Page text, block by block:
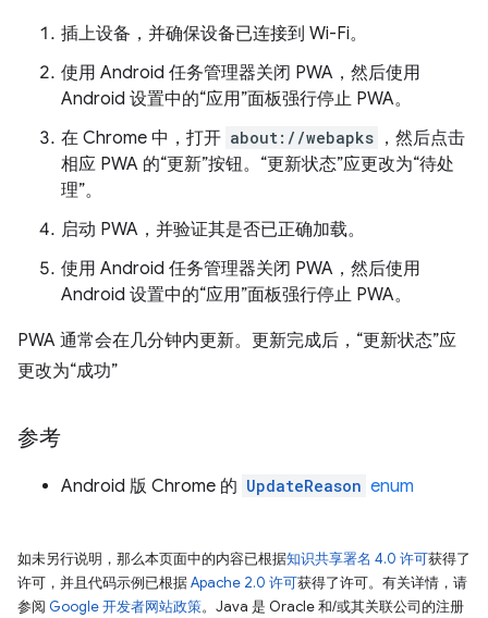
插上设备，并确保设备已连接到 Wi-Fi。
使用 Android 任务管理器关闭 PWA，然后使用
Android 设置中的“应用”面板强行停止 PWA。
在 Chrome 中，打开 about://webapks ，然后点击
相应 PWA 的“更新”按钮。“更新状态”应更改为“待处
理”。
启动 PWA，并验证其是否已正确加载。
使用 Android 任务管理器关闭 PWA，然后使用
Android 设置中的“应用”面板强行停止 PWA。
PWA 通常会在几分钟内更新。更新完成后，“更新状态”应
更改为“成功”
参考
Android 版 Chrome 的 UpdateReason enum
如未另行说明，那么本页面中的内容已根据知识共享署名 4.0 许可获得了
许可，并且代码示例已根据Apache 2.0 许可获得了许可。有关详情，请
参阅 Google 开发者网站政策。Java 是 Oracle 和/或其关联公司的注册